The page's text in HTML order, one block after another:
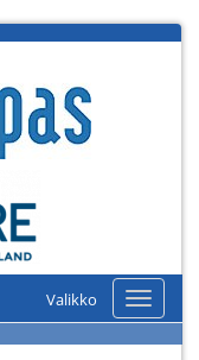
Valikko Valikko